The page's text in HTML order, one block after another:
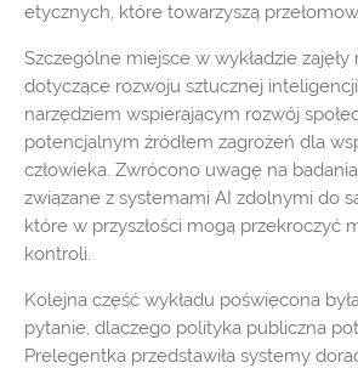
etycznych, które towarzyszą
Szczególne miejsce w wykładzie zajęły
dotyczące rozwoju sztucznej
narzędziem wspierającym rozwój
potencjalnym źródłem zagrożeń dla
człowieka. Zwrócono uwagę na
związane z systemami AI zdolnymi do
które w przyszłości mogą przekroczyć
kontroli.
Kolejna część wykładu poświęcona
pytanie, dlaczego polityka publiczna
Prelegentka przedstawiła systemy